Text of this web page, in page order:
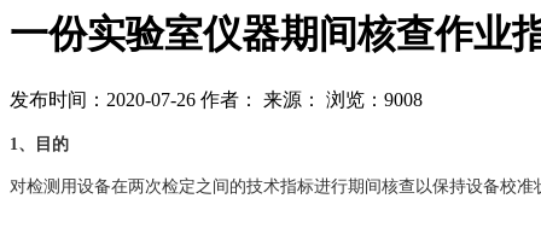
一份实验室仪器期间核查作业
发布时间：2020-07-26 作者： 来源： 浏览：9008
1、目的
对检测用设备在两次检定之间的技术指标进行期间核查以保持设备校